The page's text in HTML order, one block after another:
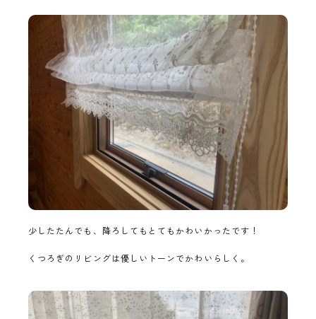
少したたんでも、降ろしてもとてもかわいかったです！
くつろぎのリビングは優しいトーンでかわいらしく。